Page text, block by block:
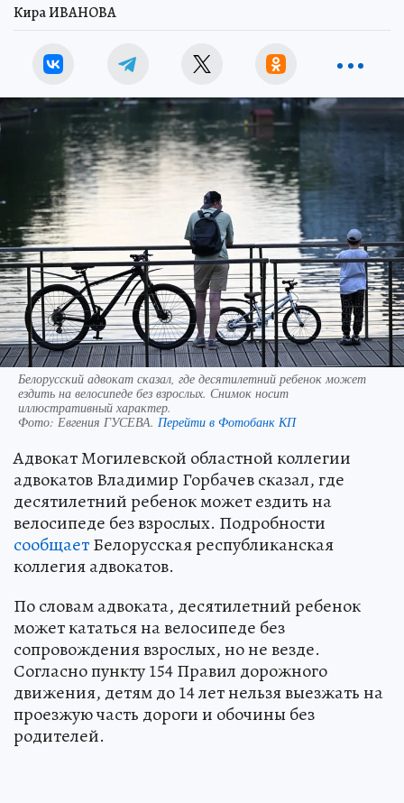
Кира ИВАНОВА
Белорусский адвокат сказал, где десятилетний ребенок может
ездить на велосипеде без взрослых. Снимок носит
иллюстративный характер.
Фото: Евгения ГУСЕВА. Перейти в Фотобанк КП
Адвокат Могилевской областной коллегии
адвокатов Владимир Горбачев сказал, где
десятилетний ребенок может ездить на
велосипеде без взрослых. Подробности
сообщаетБелорусская республиканская
коллегия адвокатов.
По словам адвоката, десятилетний ребенок
может кататься на велосипеде без
сопровождения взрослых, но не везде.
Согласно пункту 154 Правил дорожного
движения, детям до 14 лет нельзя выезжать на
проезжую часть дороги и обочины без
родителей.